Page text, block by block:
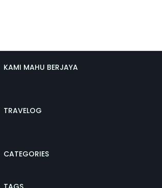
KAMI MAHU BERJAYA
TRAVELOG
CATEGORIES